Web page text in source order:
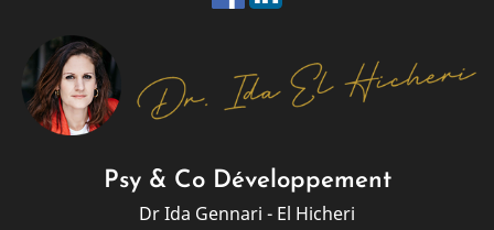
Psy & Co Développement
Dr Ida Gennari - El Hicheri